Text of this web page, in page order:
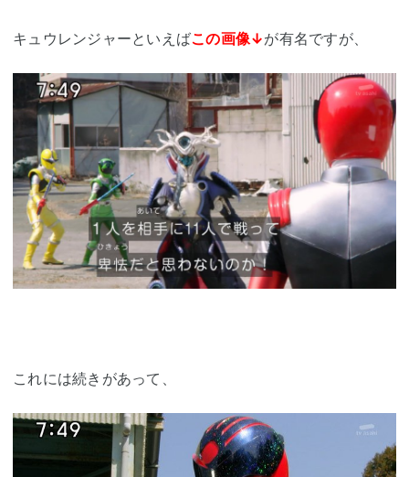
キュウレンジャーといえばこの画像↓が有名ですが、
これには続きがあって、